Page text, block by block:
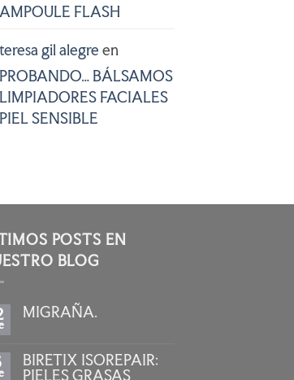
AMPOULE FLASH
teresa gil alegre en
PROBANDO… BÁLSAMOS
LIMPIADORES FACIALES
PIEL SENSIBLE
POSTS EN
BLOG
MIGRAÑA.
en
MIGRAÑA.
BIRETIX ISOREPAIR:
PIELES GRASAS